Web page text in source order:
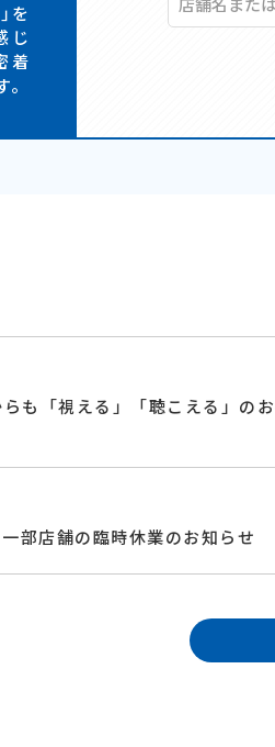
を
じ
着
も「視える」「聴こえる」の
部店舗の臨時休業のお知らせ